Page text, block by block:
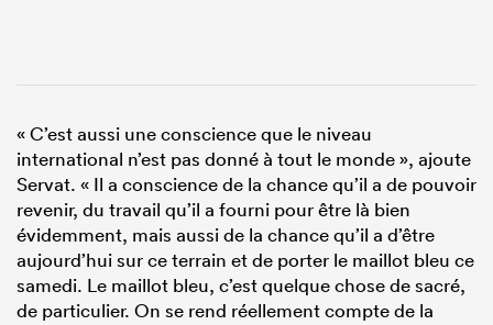
« C’est aussi une conscience que le niveau
international n’est pas donné à tout le monde », ajoute
Servat. « Il a conscience de la chance qu’il a de pouvoir
revenir, du travail qu’il a fourni pour être là bien
évidemment, mais aussi de la chance qu’il a d’être
aujourd’hui sur ce terrain et de porter le maillot bleu ce
samedi. Le maillot bleu, c’est quelque chose de sacré,
de particulier. On se rend réellement compte de la